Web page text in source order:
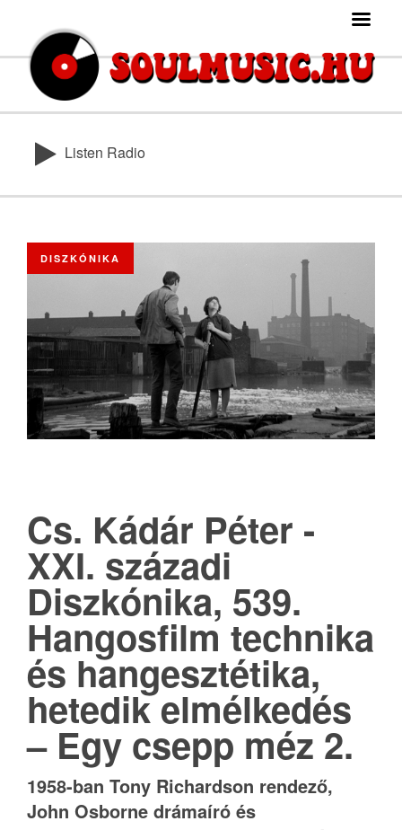
Listen Radio
DISZKÓNIKA
Cs. Kádár Péter -
XXI. századi
Diszkónika, 539.
Hangosfilm technika
és hangesztétika,
hetedik elmélkedés
– Egy csepp méz 2.
1958-ban Tony Richardson rendező,
John Osborne drámaíró és